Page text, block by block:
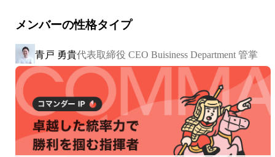
他社に真似できない独自の価値を発揮します。
RPO × 採用クリエイティブのパイオニア企業
––––––––––––––––––––––––––––––––––––––––––––––––––––
––––––––––––
私たちのRPO（採用代行）がひと味違うのは、単にオペレー
ションを回すのではなく、上流から設計することで、「認知
獲得〜入社」に至るすべての歩留まりに関与できる点です。
メンバーの性格タイプ
青戸 勇貴代表取締役 CEO Buisiness Department 管掌